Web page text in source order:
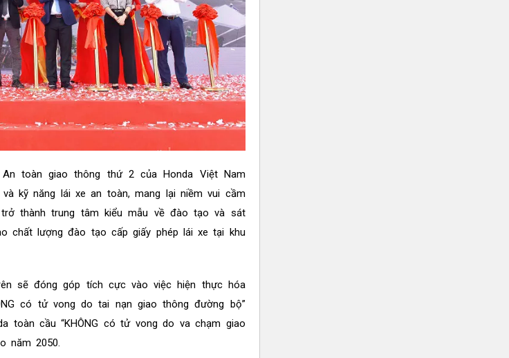
toàn giao thông thứ 2 của Honda Việt Nam
kỹ năng lái xe an toàn, mang lại niềm vui cầm
thành trung tâm kiểu mẫu về đào tạo và sát
chất lượng đào tạo cấp giấy phép lái xe tại khu
sẽ đóng góp tích cực vào việc hiện thực hóa
có tử vong do tai nạn giao thông đường bộ”
toàn cầu “KHÔNG có tử vong do va chạm giao
năm 2050.